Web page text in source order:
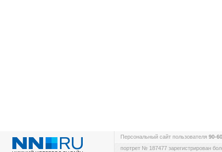
Персональный сайт пользователя 90-
портрет № 187477 зарегистрирован